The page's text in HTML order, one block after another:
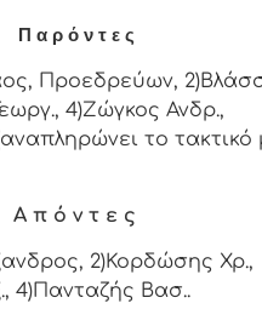
Π α ρ ό ν τ ε ς
Προεδρεύων,
4)Ζώγκος Ανδρ.,
το τακτικό
Α π ό ν τ ε ς
2)Κορδώσης Χρ.,
4)Πανταζής Βασ..